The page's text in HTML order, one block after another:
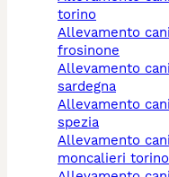
torino
allevamento cani alatri
frosinone
allevamento cani
sardegna
allevamento cani la
spezia
allevamento cani
moncalieri torino